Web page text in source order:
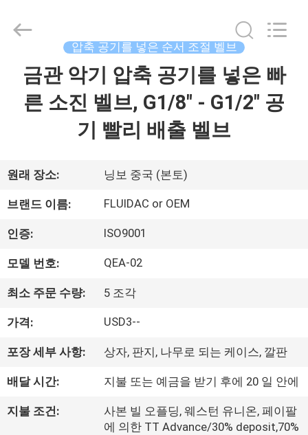
동
영
상
우
리
에
대
하
Copyright
FENGHUA
AUTOMATIC
CONTROL
CO.,LTD.
압축 공기를 넣은 순서 조절 벨브
금관 악기 압축 공기를 넣은 빠
른 소진 벨브, G1/8" - G1/2" 공
기 빨리 배출 벨브
원래 장소: 닝보 중국 (본토)
브랜드 이름: FLUIDAC or OEM
인증: ISO9001
모델 번호: QEA-02
최소 주문 수량: 5 조각
가격: USD3--
포장 세부 사항: 상자, 판지, 나무로 되는 케이스, 깔판
배달 시간: 지불 또는 예금을 받기 후에 20 일 안에
지불 조건:
사본 빌 오플딩, 웨스턴 유니온, 페이팔
에 의한 TT Advance/30% deposit,70%